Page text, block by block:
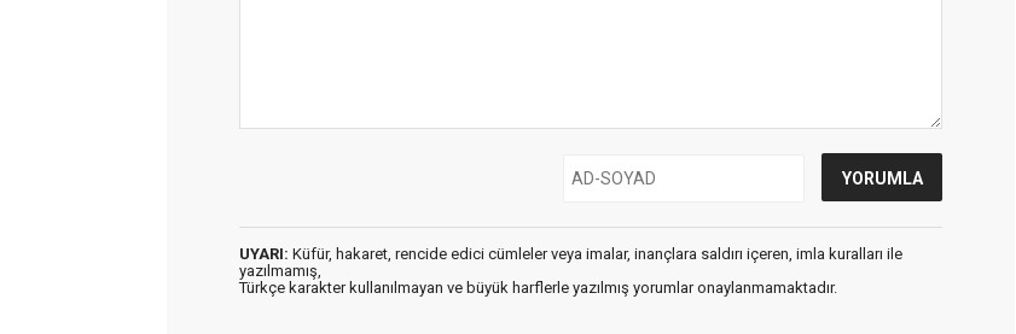
UYARI: Küfür, hakaret, rencide edici cümleler veya imalar, inançlara saldırı içeren, imla kuralları ile
yazılmamış,
Türkçe karakter kullanılmayan ve büyük harflerle yazılmış yorumlar onaylanmamaktadır.